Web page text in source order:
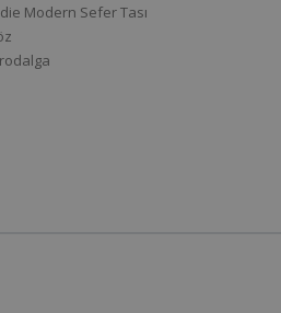
Modern Sefer Tası